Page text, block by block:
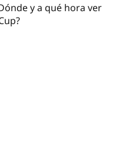
y a qué hora ver